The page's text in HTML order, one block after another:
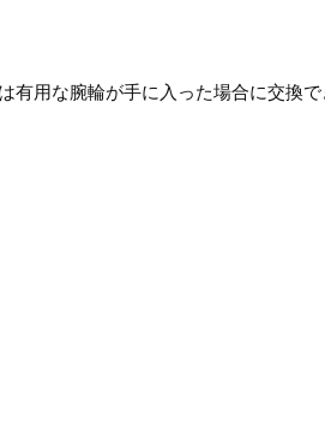
有用な腕輪が手に入った場合に交換